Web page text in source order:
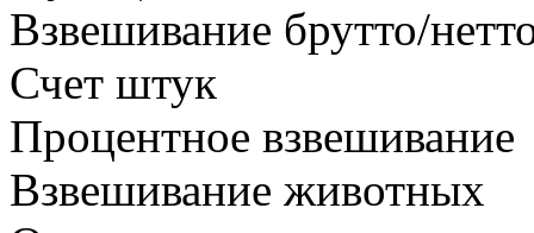
Взвешивание брутто/
Счет штук
Процентное взвешивание
Взвешивание животных